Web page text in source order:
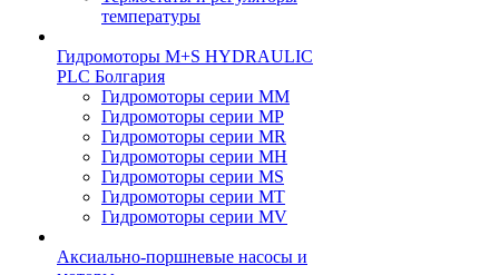
температуры
Гидромоторы M+S HYDRAULIC
PLC Болгария
Гидромоторы серии ММ
Гидромоторы серии МP
Гидромоторы серии МR
Гидромоторы серии МH
Гидромоторы серии МS
Гидромоторы серии МT
Гидромоторы серии МV
Аксиально-поршневые насосы и